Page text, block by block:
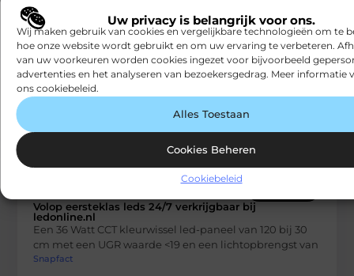
Uw privacy is belangrijk voor ons.
Wij maken gebruik van cookies en vergelijkbare technologieën om te
hoe onze website wordt gebruikt en om uw ervaring te verbeteren.
van uw voorkeuren worden cookies ingezet voor bijvoorbeeld
advertenties en het analyseren van bezoekersgedrag. Meer informatie
ons cookiebeleid.
Alles Toestaan
Cookies Beheren
Cookiebeleid
Snapfact
Volop eersteklas leds 24/7 verkrijgbaar bij
ledonline.nl
Een 36 Watt CCT kleurwissel led-paneel van 120 bij 30
cm met een UGR waarde <19 en een lichtopbrengst van
Snapfact